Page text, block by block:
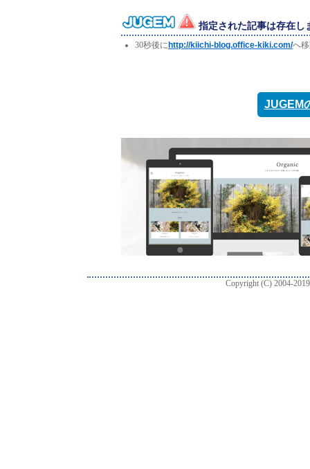
指定された記事は存在し
30秒後に http://kiichi-blog.office-kiki.com/へ
JUGEM
Copyright (C) 2004-